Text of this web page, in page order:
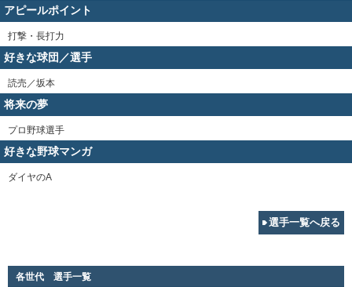
アピールポイント
打撃・長打力
好きな球団／選手
読売／坂本
将来の夢
プロ野球選手
好きな野球マンガ
ダイヤのA
選手一覧へ戻る
各世代 選手一覧